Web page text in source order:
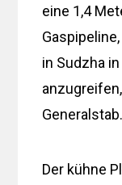
eine 1,4
in Sudzha
Generalstab.
Der kühne